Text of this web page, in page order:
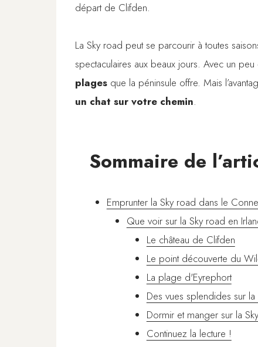
départ de Clifden.
La Sky road peut se parcourir à toutes
spectaculaires aux beaux jours. Avec un
plages que la péninsule offre. Mais
un chat sur votre chemin.
Sommaire de
Emprunter la Sky road dans le
Que voir sur la Sky road en
Le château de Clifden
Le point découverte du
La plage d'Eyrephort
Des vues splendides sur la
Dormir et manger sur la
Continuez la lecture !